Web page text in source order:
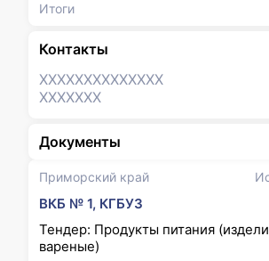
Приморский край
ВКБ № 1, КГБУЗ
Тендер: Продукты питания
вареные)
Итоги
Контакты
XXXXXXXXXXXXXX
XXXXXXX
Документы